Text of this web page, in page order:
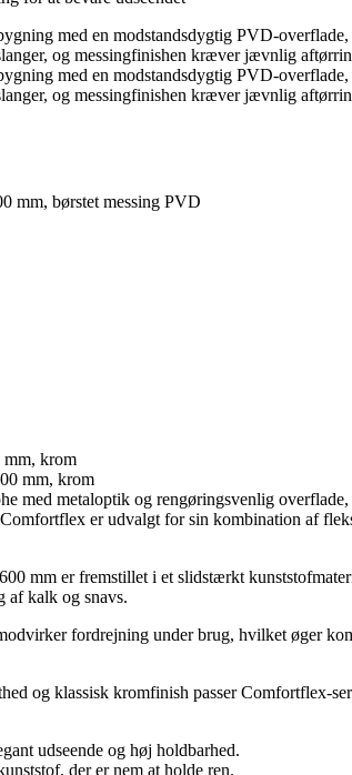
med en modstandsdygtig PVD-
og messingfinishen kræver jævnlig
med en modstandsdygtig PVD-
og messingfinishen kræver jævnlig
mm, børstet messing PVD
mm, krom
med metaloptik og rengøringsvenlig
er udvalgt for sin kombination af
mm er fremstillet i et slidstærkt
af kalk og snavs.
fordrejning under brug, hvilket øger
og klassisk kromfinish passer Comfortflex-
udseende og høj holdbarhed.
der er nem at holde ren.